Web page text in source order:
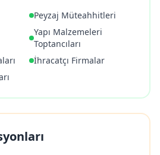
Peyzaj Müteahhitleri
Yapı Malzemeleri
Toptancıları
İhracatçı Firmalar